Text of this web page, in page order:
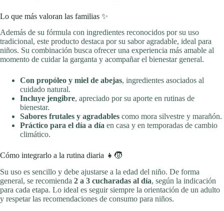
Lo que más valoran las familias ✨
Además de su fórmula con ingredientes reconocidos por su uso
tradicional, este producto destaca por su sabor agradable, ideal para
niños. Su combinación busca ofrecer una experiencia más amable al
momento de cuidar la garganta y acompañar el bienestar general.
Con propóleo y miel de abejas, ingredientes asociados al
cuidado natural.
Incluye jengibre, apreciado por su aporte en rutinas de
bienestar.
Sabores frutales y agradables como mora silvestre y marañón.
Práctico para el día a día en casa y en temporadas de cambio
climático.
Cómo integrarlo a la rutina diaria 👧🧒
Su uso es sencillo y debe ajustarse a la edad del niño. De forma
general, se recomienda 2 a 3 cucharadas al día, según la indicación
para cada etapa. Lo ideal es seguir siempre la orientación de un adulto
y respetar las recomendaciones de consumo para niños.